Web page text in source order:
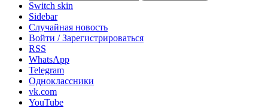
Switch skin
Sidebar
Случайная новость
Войти / Зарегистрироваться
RSS
WhatsApp
Telegram
Одноклассники
vk.com
YouTube